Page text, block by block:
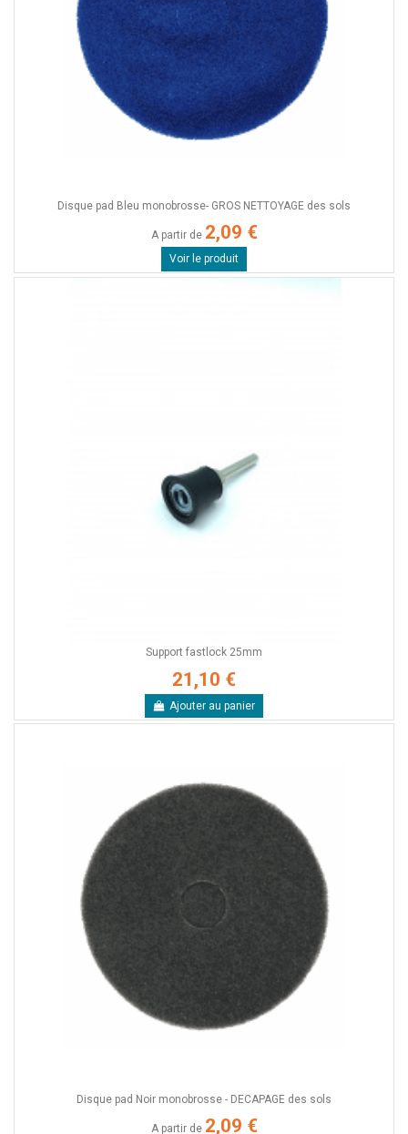
Disque pad Bleu monobrosse- GROS NETTOYAGE des sols
A partir de 2,09 €
Voir le produit
Support fastlock 25mm
21,10 €
Ajouter au panier
Disque pad Noir monobrosse - DECAPAGE des sols
A partir de 2,09 €